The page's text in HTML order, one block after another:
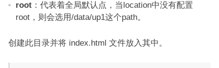
root：代表着全局默认点，当location中没有配置
root，则会选用/data/up1这个path。
创建此目录并将 index.html 文件放入其中。